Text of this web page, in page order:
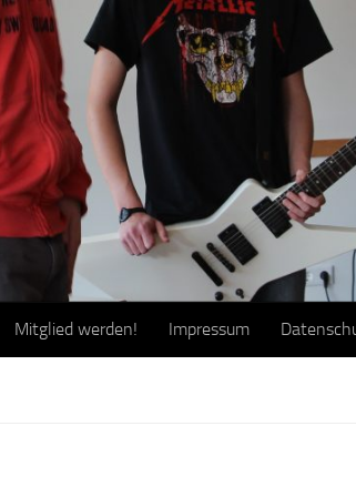
Mitglied werden! Impressum